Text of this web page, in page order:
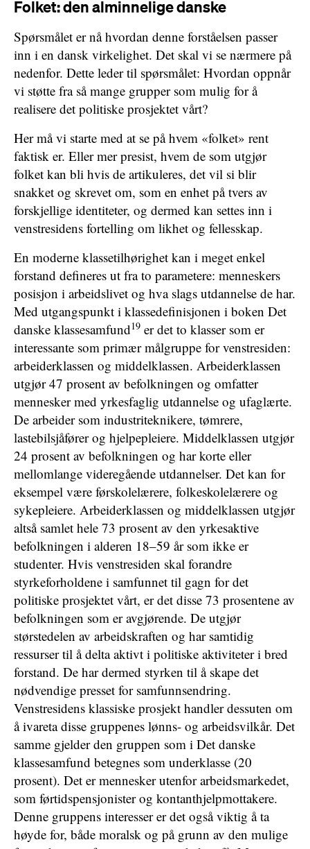
Folket: den alminnelige danske
Spørsmålet er nå hvordan denne forståelsen passer
inn i en dansk virkelighet. Det skal vi se nærmere på
nedenfor. Dette leder til spørsmålet: Hvordan oppnår
vi støtte fra så mange grupper som mulig for å
realisere det politiske prosjektet vårt?
Her må vi starte med at se på hvem «folket» rent
faktisk er. Eller mer presist, hvem de som utgjør
folket kan bli hvis de artikuleres, det vil si blir
snakket og skrevet om, som en enhet på tvers av
forskjellige identiteter, og dermed kan settes inn i
venstresidens fortelling om likhet og fellesskap.
En moderne klassetilhørighet kan i meget enkel
forstand defineres ut fra to parametere: menneskers
posisjon i arbeidslivet og hva slags utdannelse de har.
Med utgangspunkt i klassedefinisjonen i boken Det
danske klassesamfund19 er det to klasser som er
interessante som primær målgruppe for venstresiden:
arbeiderklassen og middelklassen. Arbeiderklassen
utgjør 47 prosent av befolkningen og omfatter
mennesker med yrkesfaglig utdannelse og ufaglærte.
De arbeider som industriteknikere, tømrere,
lastebilsjåfører og hjelpepleiere. Middelklassen utgjør
24 prosent av befolkningen og har korte eller
mellomlange videregående utdannelser. Det kan for
eksempel være førskolelærere, folkeskolelærere og
sykepleiere. Arbeiderklassen og middelklassen utgjør
altså samlet hele 73 prosent av den yrkesaktive
befolkningen i alderen 18–59 år som ikke er
studenter. Hvis venstresiden skal forandre
styrkeforholdene i samfunnet til gagn for det
politiske prosjektet vårt, er det disse 73 prosentene av
befolkningen som er avgjørende. De utgjør
størstedelen av arbeidskraften og har samtidig
ressurser til å delta aktivt i politiske aktiviteter i bred
forstand. De har dermed styrken til å skape det
nødvendige presset for samfunnsendring.
Venstresidens klassiske prosjekt handler dessuten om
å ivareta disse gruppenes lønns- og arbeidsvilkår. Det
samme gjelder den gruppen som i Det danske
klassesamfund betegnes som underklasse (20
prosent). Det er mennesker utenfor arbeidsmarkedet,
som førtidspensjonister og kontanthjelpmottakere.
Denne gruppens interesser er det også viktig å ta
høyde for, både moralsk og på grunn av den mulige